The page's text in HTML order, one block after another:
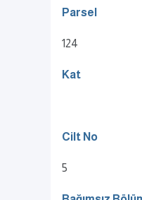
Parsel
124
Kat
Cilt No
5